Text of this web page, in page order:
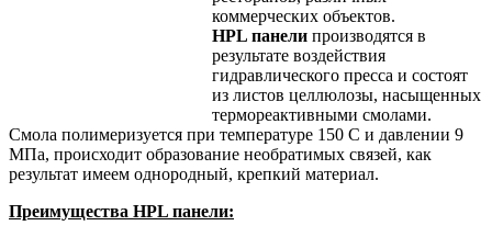
коммерческих объектов.
HPL панели производятся в
результате воздействия
гидравлического пресса и состоят
из листов целлюлозы, насыщенных
термореактивными смолами.
Смола полимеризуется при температуре 150 C и давлении 9
МПа, происходит образование необратимых связей, как
результат имеем однородный, крепкий материал.
Преимущества HPL панели: